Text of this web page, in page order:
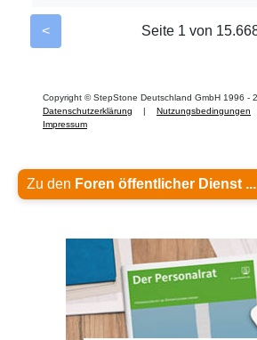
Zu den Foren öffentlicher Dienst ...